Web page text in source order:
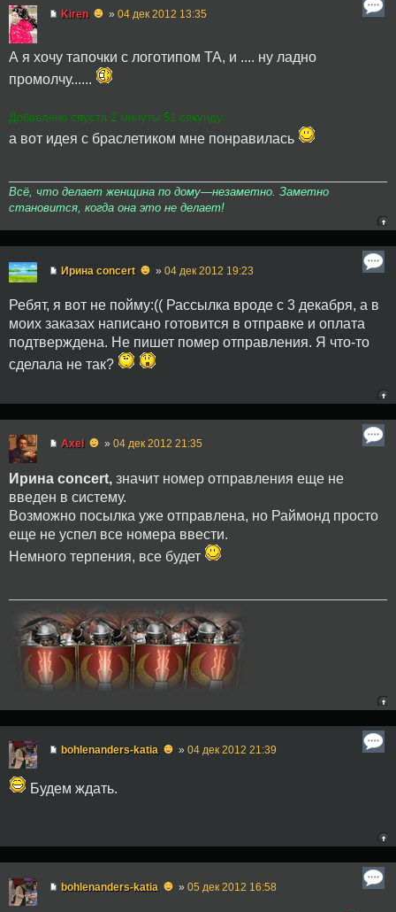
Kiren ☻ » 04 дек 2012 13:35
А я хочу тапочки с логотипом ТА, и .... ну ладно
промолчу......
Добавлено спустя 2 минуты 51 секунду:
а вот идея с браслетиком мне понравилась
Всё, что делает женщина по дому—незаметно. Заметно
становится, когда она это не делает!
Ирина concert ☻ » 04 дек 2012 19:23
Ребят, я вот не пойму:(( Рассылка вроде с 3 декабря, а в
моих заказах написано готовится в отправке и оплата
подтверждена. Не пишет помер отправления. Я что-то
сделала не так?
Axel
☻ » 04 дек 2012 21:35
Ирина concert, значит номер отправления еще не
введен в систему.
Возможно посылка уже отправлена, но Раймонд просто
еще не успел все номера ввести.
Немного терпения, все будет
bohlenanders-katia ☻ » 04 дек 2012 21:39
Будем ждать.
bohlenanders-katia ☻ » 05 дек 2012 16:58